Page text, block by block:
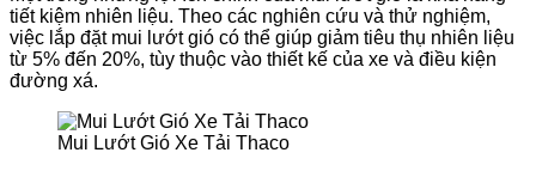
tiết kiệm nhiên liệu. Theo các nghiên cứu và thử nghiệm,
việc lắp đặt mui lướt gió có thể giúp giảm tiêu thụ nhiên liệu
từ 5% đến 20%, tùy thuộc vào thiết kế của xe và điều kiện
đường xá.
Mui Lướt Gió Xe Tải Thaco